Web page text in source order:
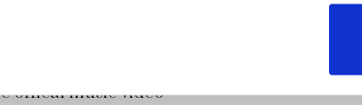
offical music video
Modà